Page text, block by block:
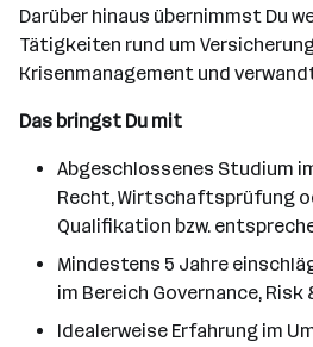
Darüber hinaus übernimmst Du
Tätigkeiten rund um
Krisenmanagement und
Das bringst Du mit
Abgeschlossenes Studium
Recht, Wirtschaftsprüfung
Qualifikation bzw.
Mindestens 5 Jahre
im Bereich Governance, Risk
Idealerweise Erfahrung im